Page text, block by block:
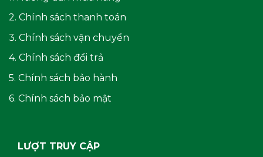
2. Chính sách thanh toán
3. Chính sách vận chuyển
4. Chính sách đổi trả
5. Chính sách bảo hành
6. Chính sách bảo mật
LƯỢT TRUY CẬP